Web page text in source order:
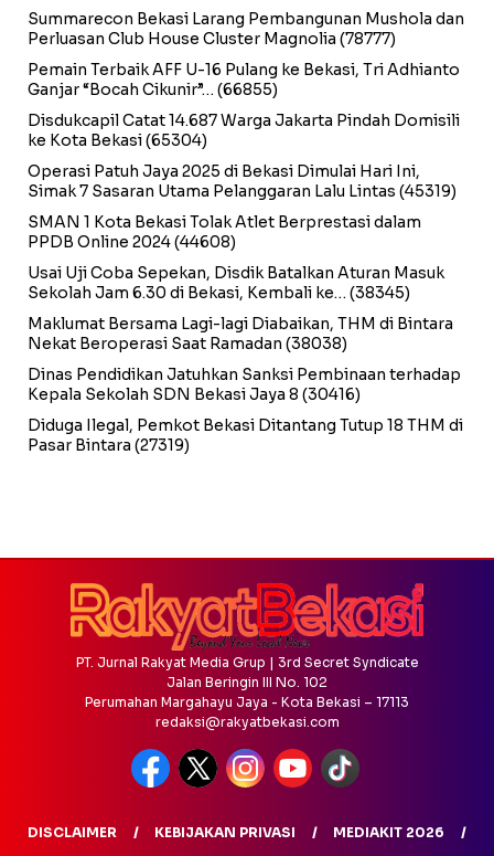
Summarecon Bekasi Larang Pembangunan Mushola dan
Perluasan Club House Cluster Magnolia (78777)
Pemain Terbaik AFF U-16 Pulang ke Bekasi, Tri Adhianto
Ganjar “Bocah Cikunir”… (66855)
Disdukcapil Catat 14.687 Warga Jakarta Pindah Domisili
ke Kota Bekasi(65304)
Operasi Patuh Jaya 2025 di Bekasi Dimulai Hari Ini,
Simak 7 Sasaran Utama Pelanggaran Lalu Lintas (45319)
SMAN 1 Kota Bekasi Tolak Atlet Berprestasi dalam
PPDB Online 2024(44608)
Usai Uji Coba Sepekan, Disdik Batalkan Aturan Masuk
Sekolah Jam 6.30 di Bekasi, Kembali ke… (38345)
Maklumat Bersama Lagi-lagi Diabaikan, THM di Bintara
Nekat Beroperasi Saat Ramadan (38038)
Dinas Pendidikan Jatuhkan Sanksi Pembinaan terhadap
Kepala Sekolah SDN Bekasi Jaya 8 (30416)
Diduga Ilegal, Pemkot Bekasi Ditantang Tutup 18 THM di
Pasar Bintara (27319)
PT. Jurnal Rakyat Media Grup | 3rd Secret Syndicate
Jalan Beringin III No. 102
Perumahan Margahayu Jaya - Kota Bekasi – 17113
redaksi@rakyatbekasi.com
DISCLAIMER KEBIJAKAN PRIVASI
MEDIAKIT 2026